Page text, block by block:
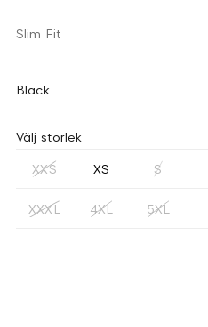
Slim Fit
Black
Välj storlek
XXS XS S
XXXL 4XL 5XL